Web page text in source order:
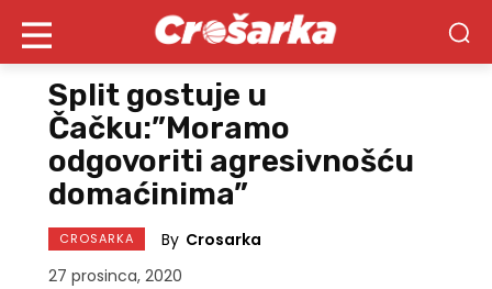
Split gostuje u
Čačku:”Moramo
odgovoriti agresivnošću
domaćinima”
CROSARKA By Crosarka
27 prosinca, 2020